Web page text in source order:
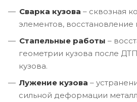
Сварка кузова – сквозная
элементов, восстановление
Стапельные работы –
геометрии кузова после
кузова.
Лужение кузова –
сильной деформации